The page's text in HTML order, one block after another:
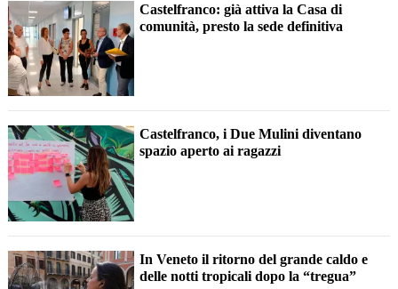
Castelfranco: già attiva la Casa di
comunità, presto la sede definitiva
Castelfranco, i Due Mulini diventano
spazio aperto ai ragazzi
In Veneto il ritorno del grande caldo e
delle notti tropicali dopo la “tregua”